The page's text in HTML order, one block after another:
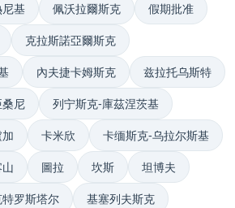
基 佩沃拉爾斯克 假期批准
克拉斯諾亞爾斯克
內夫捷卡姆斯克 兹拉托乌斯特
尼 列宁斯克-庫茲涅茨基
卡米欣 卡缅斯克-乌拉尔斯基
圖拉 坎斯 坦博夫
罗斯塔尔 基塞列夫斯克